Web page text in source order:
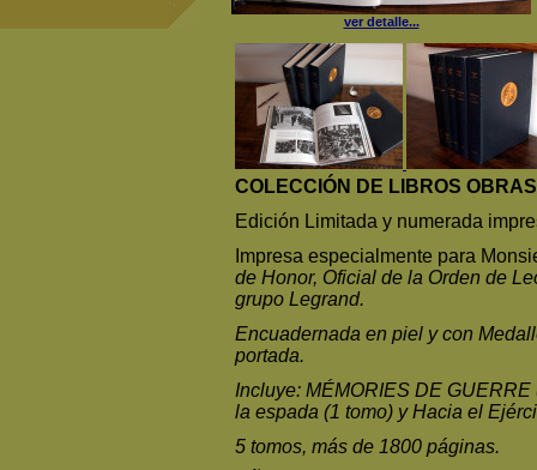
ver detalle...
COLECCIÓN DE LIBROS
Edición Limitada y numerada
Impresa especialmente para
de Honor, Oficial de la Orden de
grupo Legrand.
Encuadernada en piel y con
portada.
Incluye: MÉMORIES DE
la espada (1 tomo) y Hacia el
5 tomos, más de 1800 páginas.